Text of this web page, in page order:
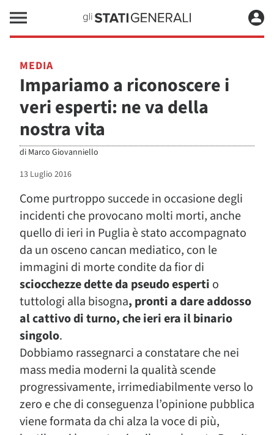
MEDIA
Impariamo a riconoscere i
veri esperti: ne va della
nostra vita
di Marco Giovanniello
13 Luglio 2016
Come purtroppo succede in occasione degli
incidenti che provocano molti morti, anche
quello di ieri in Puglia è stato accompagnato
da un osceno cancan mediatico, con le
immagini di morte condite da fior di
sciocchezze dette da pseudo esperti o
tuttologi alla bisogna, pronti a dare addosso
al cattivo di turno, che ieri era il binario
singolo.
Dobbiamo rassegnarci a constatare che nei
mass media moderni la qualità scende
progressivamente, irrimediabilmente verso lo
zero e che di conseguenza l’opinione pubblica
viene formata da chi alza la voce di più,